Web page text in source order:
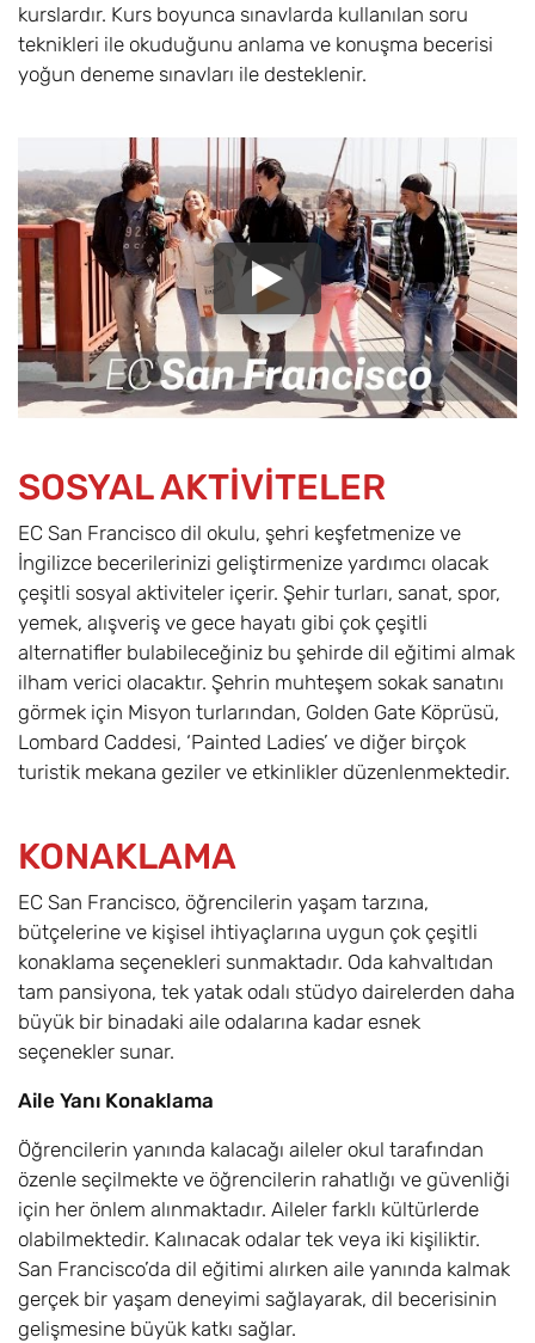
kurslardır. Kurs boyunca sınavlarda kullanılan soru
teknikleri ile okuduğunu anlama ve konuşma becerisi
yoğun deneme sınavları ile desteklenir.
SOSYAL AKTİVİTELER
EC San Francisco dil okulu, şehri keşfetmenize ve
İngilizce becerilerinizi geliştirmenize yardımcı olacak
çeşitli sosyal aktiviteler içerir. Şehir turları, sanat, spor,
yemek, alışveriş ve gece hayatı gibi çok çeşitli
alternatifler bulabileceğiniz bu şehirde dil eğitimi almak
ilham verici olacaktır. Şehrin muhteşem sokak sanatını
görmek için Misyon turlarından, Golden Gate Köprüsü,
Lombard Caddesi, ‘Painted Ladies’ ve diğer birçok
turistik mekana geziler ve etkinlikler düzenlenmektedir.
KONAKLAMA
EC San Francisco, öğrencilerin yaşam tarzına,
bütçelerine ve kişisel ihtiyaçlarına uygun çok çeşitli
konaklama seçenekleri sunmaktadır. Oda kahvaltıdan
tam pansiyona, tek yatak odalı stüdyo dairelerden daha
büyük bir binadaki aile odalarına kadar esnek
seçenekler sunar.
Aile Yanı Konaklama
Öğrencilerin yanında kalacağı aileler okul tarafından
özenle seçilmekte ve öğrencilerin rahatlığı ve güvenliği
için her önlem alınmaktadır. Aileler farklı kültürlerde
olabilmektedir. Kalınacak odalar tek veya iki kişiliktir.
San Francisco’da dil eğitimi alırken aile yanında kalmak
gerçek bir yaşam deneyimi sağlayarak, dil becerisinin
gelişmesine büyük katkı sağlar.